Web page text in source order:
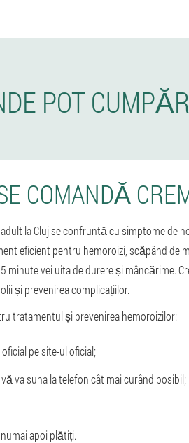
POT
COMANDĂ
la Cluj se confruntă cu simptome de
eficient pentru hemoroizi, scăpând
vei uita de durere și mâncărime.
și prevenirea complicațiilor.
tratamentul și prevenirea hemoroizilor:
pe site-ul oficial;
va suna la telefon cât mai curând posibil;
apoi plătiți.